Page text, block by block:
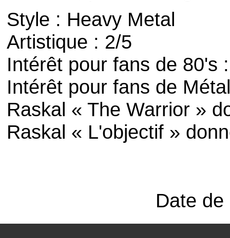
Style : Heavy Metal
Artistique : 2/5
Intérêt pour fans de 80's
Intérêt pour fans de
Raskal « The Warrior »
Raskal « L'objectif »
Date